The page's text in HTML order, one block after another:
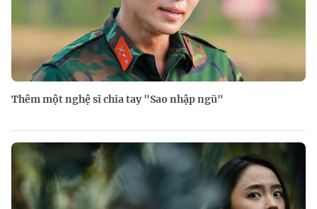
Thêm một nghệ sĩ chia tay "Sao nhập ngũ"